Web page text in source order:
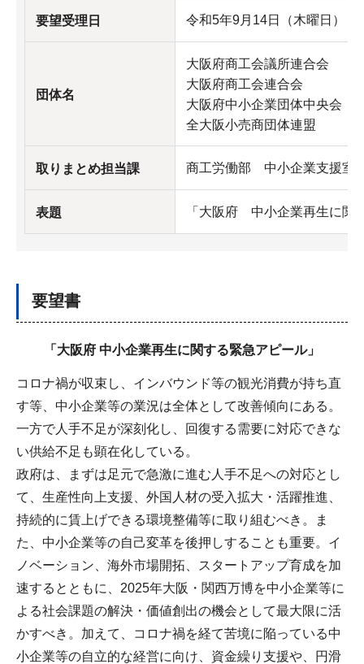
要望受理日 令和5年9月14日（木曜日）
団体名
大阪府商工会議所連合会
大阪府商工会連合会
大阪府中小企業団体中央会
全大阪小売商団体連盟
取りまとめ担当課 商工労働部 中小企業支援室
表題 「大阪府 中小企業再生に関
要望書
「大阪府 中小企業再生に関する緊急アピール」
コロナ禍が収束し、インバウンド等の観光消費が持ち直
す等、中小企業等の業況は全体として改善傾向にある。
一方で人手不足が深刻化し、回復する需要に対応できな
い供給不足も顕在化している。
政府は、まずは足元で急激に進む人手不足への対応とし
て、生産性向上支援、外国人材の受入拡大・活躍推進、
持続的に賃上げできる環境整備等に取り組むべき。ま
た、中小企業等の自己変革を後押しすることも重要。イ
ノベーション、海外市場開拓、スタートアップ育成を加
速するとともに、2025年大阪・関西万博を中小企業等に
よる社会課題の解決・価値創出の機会として最大限に活
かすべき。加えて、コロナ禍を経て苦境に陥っている中
小企業等の自立的な経営に向け、資金繰り支援や、円滑